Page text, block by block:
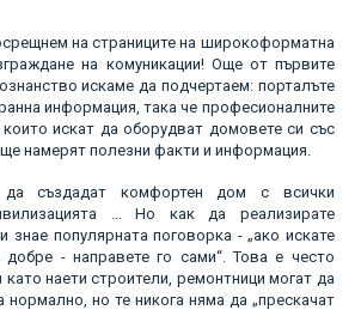
на страниците на широкоформатна
на комуникации! Още от първите
искаме да подчертаем: порталъте
информация, така че професионалните
искат да оборудват домовете си със
намерят полезни факти и информация.
да създадат комфортен дом с всички
... Но как да реализирате
знае популярната поговорка - „ако искате
- направете го сами“. Това е често
като наети строители, ремонтници могат да
но те никога няма да „прескачат